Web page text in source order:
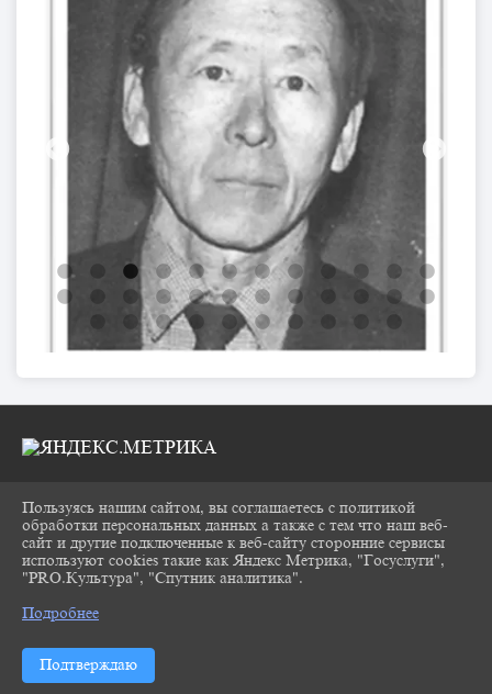
2026 Г. CHUKOVKA17.RU
ВХОД
КАРТА САЙТА
ПОЛИТИКА ОБРАБОТКИ ПЕРСОНАЛЬНЫХ
СДЕЛАНО НА KUBCMS
РАЗРАБОТКА И ПОДДЕРЖКА
Пользуясь нашим сайтом, вы соглашаетесь с политикой
обработки персональных данных а также с тем что наш веб-
сайт и другие подключенные к веб-сайту сторонние сервисы
используют cookies такие как Яндекс Метрика, "Госуслуги",
"PRO.Культура", "Спутник аналитика".
Подробнее
Подтверждаю